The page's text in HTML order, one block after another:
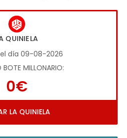
QUINIELA
día 09-08-2026
BOTE MILLONARIO:
0€
LA QUINIELA